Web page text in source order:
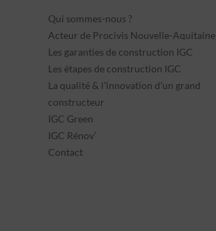
Qui sommes-nous ?
Acteur de Procivis Nouvelle-Aquitaine
Les garanties de construction IGC
Les étapes de construction IGC
La qualité & l’innovation d’un grand
constructeur
IGC Green
IGC Rénov’
Contact